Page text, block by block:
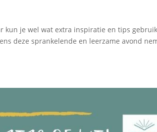
kun je wel wat extra inspiratie en tips
deze sprankelende en leerzame avond